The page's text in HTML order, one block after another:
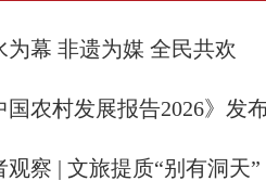
为幕 非遗为媒 全民共欢
国农村发展报告2026》发
观察 | 文旅提质“别有洞天”